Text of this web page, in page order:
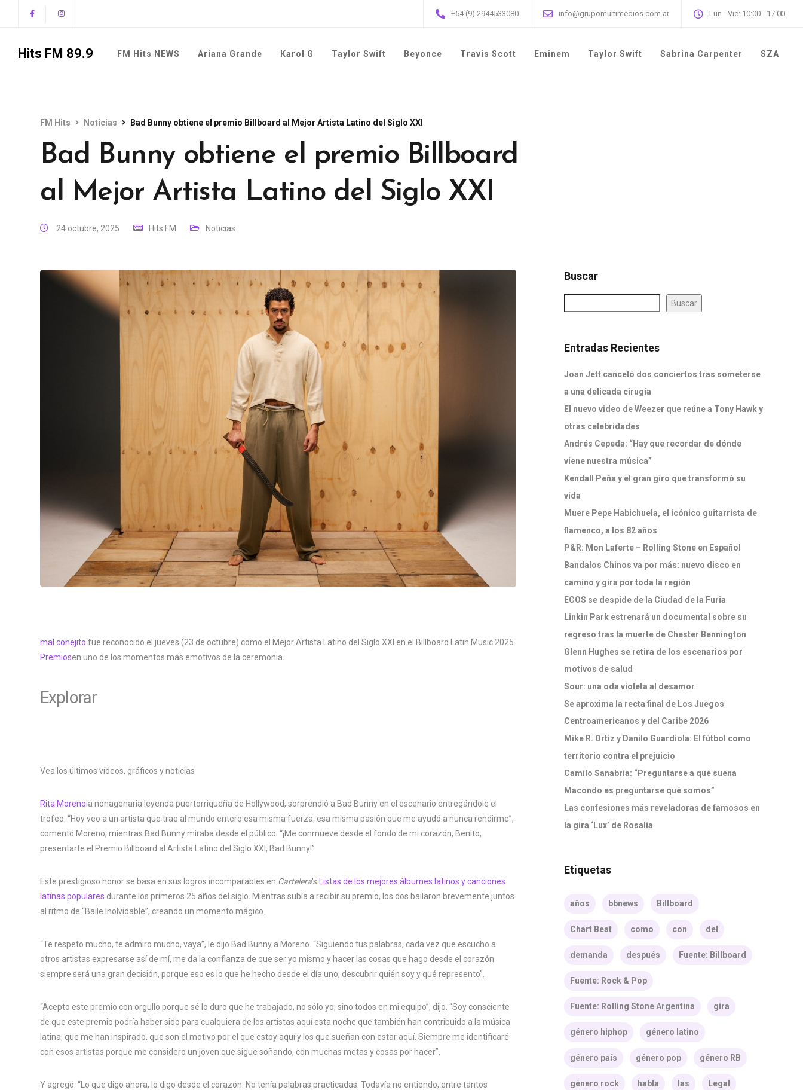
+54 (9) 2944533080 info@grupomultimedios.com.ar Lun - Vie: 10:00 - 17:00
Hits FM 89.9 FM Hits NEWS Ariana Grande Karol G Taylor Swift Beyonce Travis Scott Eminem Taylor Swift Sabrina Carpenter SZA
FM Hits Noticias Bad Bunny obtiene el premio Billboard al Mejor Artista Latino del Siglo XXI
Bad Bunny obtiene el premio Billboard
al Mejor Artista Latino del Siglo XXI
24 octubre, 2025 Hits FM Noticias
mal conejito fue reconocido el jueves (23 de octubre) como el Mejor Artista Latino del Siglo XXI en el Billboard Latin Music 2025.
Premiosen uno de los momentos más emotivos de la ceremonia.
Explorar
Vea los últimos vídeos, gráficos y noticias
Rita Morenola nonagenaria leyenda puertorriqueña de Hollywood, sorprendió a Bad Bunny en el escenario entregándole el
trofeo. “Hoy veo a un artista que trae al mundo entero esa misma fuerza, esa misma pasión que me ayudó a nunca rendirme”,
comentó Moreno, mientras Bad Bunny miraba desde el público. “¡Me conmueve desde el fondo de mi corazón, Benito,
presentarte el Premio Billboard al Artista Latino del Siglo XXI, Bad Bunny!”
Este prestigioso honor se basa en sus logros incomparables en Cartelera's Listas de los mejores álbumes latinos y canciones
latinas populares durante los primeros 25 años del siglo. Mientras subía a recibir su premio, los dos bailaron brevemente juntos
al ritmo de “Baile Inolvidable”, creando un momento mágico.
“Te respeto mucho, te admiro mucho, vaya”, le dijo Bad Bunny a Moreno. “Siguiendo tus palabras, cada vez que escucho a
otros artistas expresarse así de mí, me da la confianza de que ser yo mismo y hacer las cosas que hago desde el corazón
siempre será una gran decisión, porque eso es lo que he hecho desde el día uno, descubrir quién soy y qué represento”.
“Acepto este premio con orgullo porque sé lo duro que he trabajado, no sólo yo, sino todos en mi equipo”, dijo. “Soy consciente
de que este premio podría haber sido para cualquiera de los artistas aquí esta noche que también han contribuido a la música
latina, que me han inspirado, que son el motivo por el que estoy aquí y los que sueñan con estar aquí. Siempre me identificaré
con esos artistas porque me considero un joven que sigue soñando, con muchas metas y cosas por hacer”.
Y agregó: “Lo que digo ahora, lo digo desde el corazón. No tenía palabras practicadas. Todavía no entiendo, entre tantos
Buscar
Buscar
Entradas Recientes
Joan Jett canceló dos conciertos tras someterse
a una delicada cirugía
El nuevo video de Weezer que reúne a Tony Hawk y
otras celebridades
Andrés Cepeda: “Hay que recordar de dónde
viene nuestra música”
Kendall Peña y el gran giro que transformó su
vida
Muere Pepe Habichuela, el icónico guitarrista de
flamenco, a los 82 años
P&R: Mon Laferte – Rolling Stone en Español
Bandalos Chinos va por más: nuevo disco en
camino y gira por toda la región
ECOS se despide de la Ciudad de la Furia
Linkin Park estrenará un documental sobre su
regreso tras la muerte de Chester Bennington
Glenn Hughes se retira de los escenarios por
motivos de salud
Sour: una oda violeta al desamor
Se aproxima la recta final de Los Juegos
Centroamericanos y del Caribe 2026
Mike R. Ortiz y Danilo Guardiola: El fútbol como
territorio contra el prejuicio
Camilo Sanabria: “Preguntarse a qué suena
Macondo es preguntarse qué somos”
Las confesiones más reveladoras de famosos en
la gira ‘Lux’ de Rosalía
Etiquetas
años bbnews Billboard
Chart Beat como con del
demanda después Fuente: Billboard
Fuente: Rock & Pop
Fuente: Rolling Stone Argentina gira
género hiphop género latino
género país género pop género RB
género rock habla las Legal